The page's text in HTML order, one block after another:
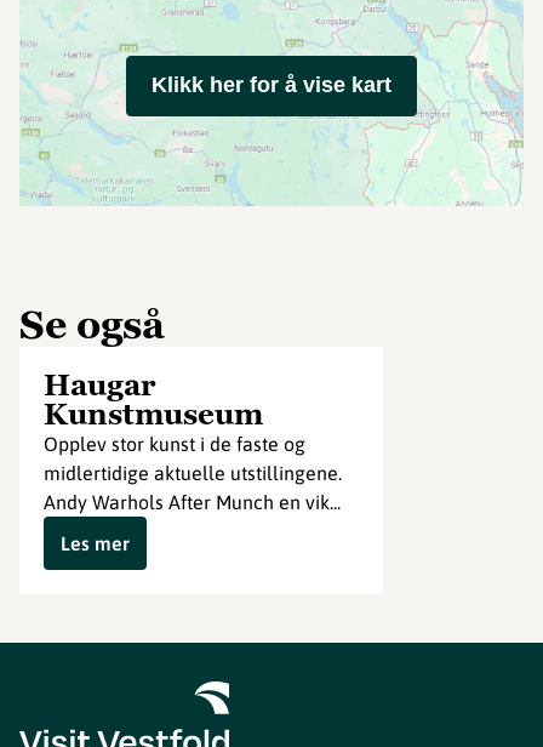
Klikk her for å vise kart
Se også
Haugar
Kunstmuseum
Opplev stor kunst i de faste og
midlertidige aktuelle utstillingene.
Andy Warhols After Munch en vik...
Les mer